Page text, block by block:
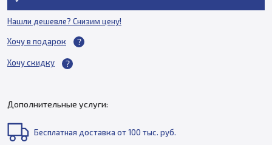
Нашли дешевле? Снизим цену!
Хочу в подарок
Хочу скидку
Дополнительные услуги:
Бесплатная доставка от 100 тыс. руб.